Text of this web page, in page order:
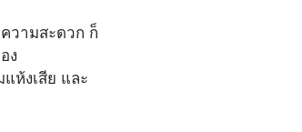
วามสะดวก ก็
ง
ห้งเสีย และ